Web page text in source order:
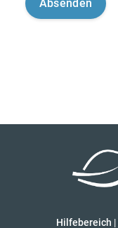
Hilfebereich |